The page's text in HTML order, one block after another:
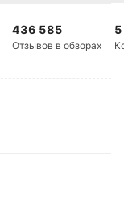
436 585
Отзывов в обзорах